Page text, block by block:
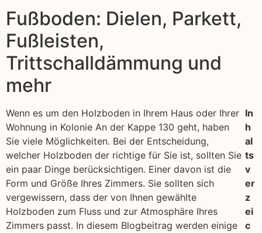
Fußboden: Dielen, Parkett,
Fußleisten,
Trittschalldämmung und
mehr
Wenn es um den Holzboden in Ihrem Haus oder Ihrer
Wohnung in Kolonie An der Kappe 130 geht, haben
Sie viele Möglichkeiten. Bei der Entscheidung,
welcher Holzboden der richtige für Sie ist, sollten Sie
ein paar Dinge berücksichtigen. Einer davon ist die
Form und Größe Ihres Zimmers. Sie sollten sich
vergewissern, dass der von Ihnen gewählte
Holzboden zum Fluss und zur Atmosphäre Ihres
Zimmers passt. In diesem Blogbeitrag werden einige
In
h
al
ts
v
er
z
ei
c